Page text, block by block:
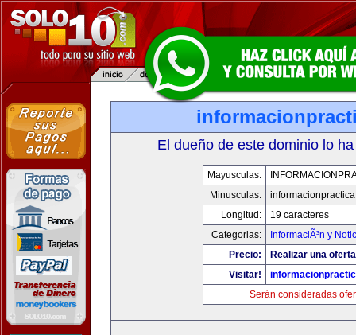
El dueño de este dominio lo
Mayusculas:
Minusculas:
Longitud:
19 caracteres
Categorias:
InformaciÃ³n y
Precio:
Realizar una
Visitar!
Serán consideradas